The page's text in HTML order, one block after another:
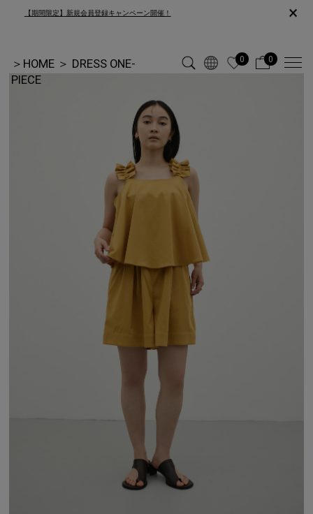
【期間限定】新規会員登録キャンペーン開催！ ×
＞ HOME ＞ DRESS ONE-
PIECE
0 0